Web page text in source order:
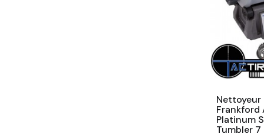
Nettoyeur
Frankford
Platinum
Tumbler 7